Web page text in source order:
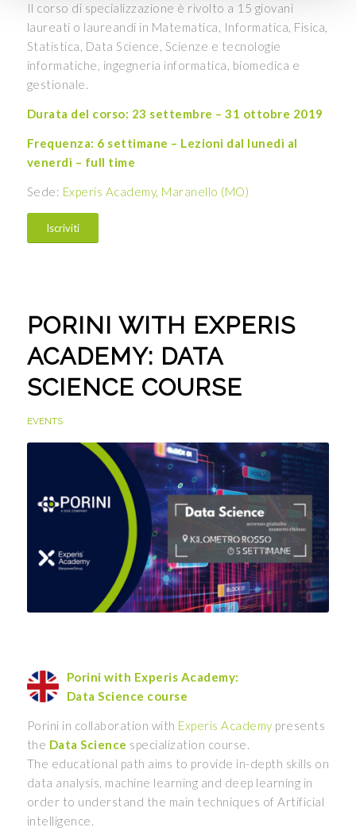
Il corso di specializzazione è rivolto a 15 giovani
laureati o laureandi in Matematica, Informatica, Fisica,
Statistica, Data Science, Scienze e tecnologie
informatiche, ingegneria informatica, biomedica e
gestionale.
Durata del corso: 23 settembre – 31 ottobre 2019
Frequenza: 6 settimane – Lezioni dal lunedì al
venerdì – full time
Sede: Experis Academy, Maranello (MO)
Iscriviti
PORINI WITH EXPERIS
ACADEMY: DATA
SCIENCE COURSE
EVENTS
Porini with Experis Academy:
Data Science course
Porini in collaboration with Experis Academy presents
the Data Science specialization course.
The educational path aims to provide in-depth skills on
data analysis, machine learning and deep learning in
order to understand the main techniques of Artificial
intelligence.